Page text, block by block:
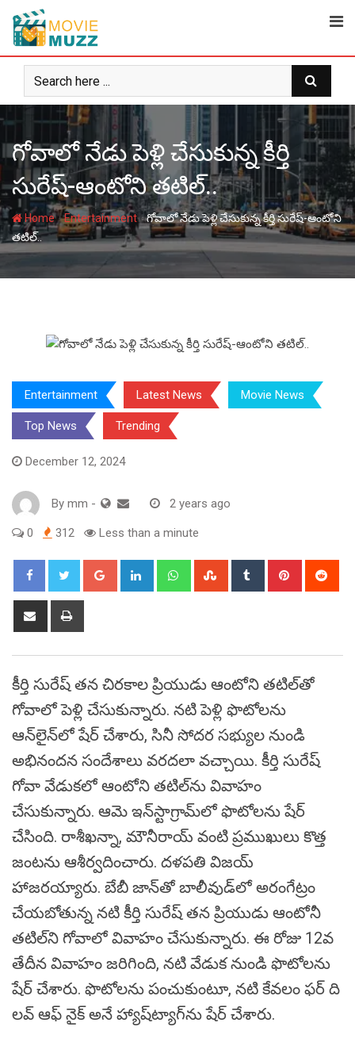
content
గోవాలో నేడు పెళ్లి చేసుకున్న కీర్తి
సురేష్‌-ఆంటోని తటిల్‌..
Home-Entertainment-గోవాలో నేడు పెళ్లి చేసుకున్న కీర్తి సురేష్‌-ఆంటోని
తటిల్‌..
Entertainment Latest News Movie News
Top News Trending
December 12, 2024
By mm - 2 years ago
0 312 Less than a minute
Google+ LinkedIn WhatsappStumbleUpon
Tumblr Pinterest
Share
కీర్తి సురేష్ తన చిరకాల ప్రియుడు ఆంటోని తటిల్‌తో
గోవాలో పెళ్లి చేసుకున్నారు. నటి పెళ్లి ఫొటోలను
ఆన్‌లైన్‌లో షేర్ చేశారు, సినీ సోదర సభ్యుల నుండి
అభినందన సందేశాలు వరదలా వచ్చాయి. కీర్తి సురేష్
గోవా వేడుకలో ఆంటోని తటిల్‌ను వివాహం
చేసుకున్నారు. ఆమె ఇన్‌స్టాగ్రామ్‌లో ఫొటోలను షేర్
చేసింది. రాశీఖన్నా, మౌనీరాయ్ వంటి ప్రముఖులు కొత్త
జంటను ఆశీర్వదించారు. దళపతి విజయ్
హాజరయ్యారు. బేబీ జాన్‌తో బాలీవుడ్‌లో అరంగేట్రం
చేయబోతున్న నటి కీర్తి సురేష్ తన ప్రియుడు ఆంటోనీ
తటిల్‌ని గోవాలో వివాహం చేసుకున్నారు. ఈ రోజు 12వ
తేదీన వివాహం జరిగింది, నటి వేడుక నుండి ఫొటోలను
షేర్ చేశారు. ఫొటోలను పంచుకుంటూ, నటి కేవలం ఫర్ ది
లవ్ ఆఫ్ నైక్ అనే హ్యాష్‌ట్యాగ్‌ను షేర్ చేశారు.